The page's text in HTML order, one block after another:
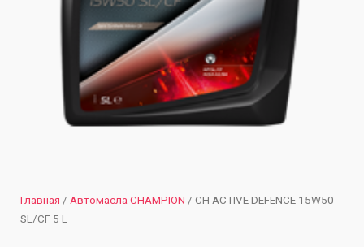
Главная / Автомасла CHAMPION / CH ACTIVE DEFENCE 15W50
SL/CF 5 L